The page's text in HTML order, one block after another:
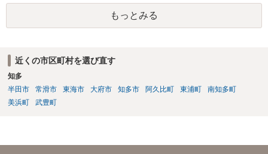
に検討してもらう必要があると思います。弁護士費用は自由化されて
いますので個別に確認いただく必要がありますが、そもそも回収でき
るかどうかが問題になり得る事案であり、被害額の規模からみると、
もっとみる
近くの市区町村を選び直す
知多
半田市
常滑市 東海市 大府市 知多市 阿久比町 東浦町
南知多町
美浜町
武豊町